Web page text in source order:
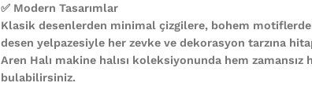
✅ Modern Tasarımlar
Klasik desenlerden minimal çizgilere, bohem
desen yelpazesiyle her zevke ve dekorasyon tarzına
Aren Halı makine halısı koleksiyonunda hem zamansız
bulabilirsiniz.